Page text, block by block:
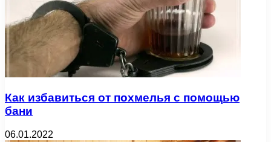
Как избавиться от похмелья с помощью
бани
06.01.2022